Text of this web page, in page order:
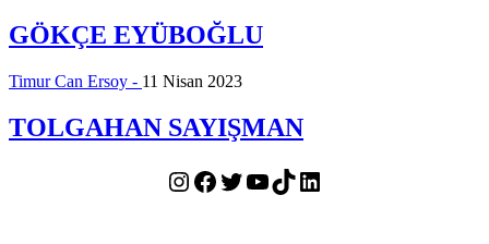
GÖKÇE EYÜBOĞLU
Timur Can Ersoy - 11 Nisan 2023
TOLGAHAN SAYIŞMAN
Instagram
Facebook
Twitter
YouTube
TikTokLinkedIn